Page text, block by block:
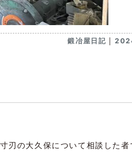
鍛冶屋日記 ｜
刃の大久保について相談した者